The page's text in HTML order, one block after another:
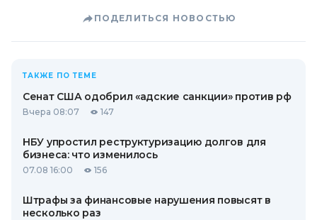
ПОДЕЛИТЬСЯ НОВОСТЬЮ
ТАКЖЕ ПО ТЕМЕ
Сенат США одобрил «адские санкции» против рф
Вчера 08:07 147
НБУ упростил реструктуризацию долгов для
бизнеса: что изменилось
07.08 16:00 156
Штрафы за финансовые нарушения повысят в
несколько раз